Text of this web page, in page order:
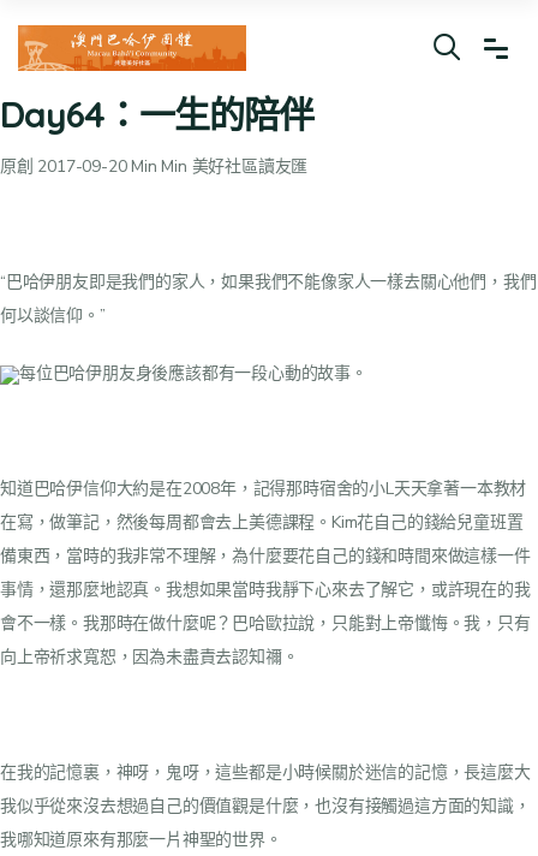
Day64：一生的陪伴
原創 2017-09-20 Min Min 美好社區讀友匯
“巴哈伊朋友即是我們的家人，如果我們不能像家人一樣去關心他們，我們
何以談信仰。”
每位巴哈伊朋友身後應該都有一段心動的故事。
知道巴哈伊信仰大約是在2008年，記得那時宿舍的小L天天拿著一本教材
在寫，做筆記，然後每周都會去上美德課程。Kim花自己的錢給兒童班置
備東西，當時的我非常不理解，為什麼要花自己的錢和時間來做這樣一件
事情，還那麼地認真。我想如果當時我靜下心來去了解它，或許現在的我
會不一樣。我那時在做什麼呢？巴哈歐拉說，只能對上帝懺悔。我，只有
向上帝祈求寬恕，因為未盡責去認知禰。
在我的記憶裏，神呀，鬼呀，這些都是小時候關於迷信的記憶，長這麼大
我似乎從來沒去想過自己的價值觀是什麼，也沒有接觸過這方面的知識，
我哪知道原來有那麼一片神聖的世界。